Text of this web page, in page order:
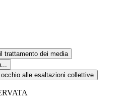
trattamento dei media
alle esaltazioni collettive